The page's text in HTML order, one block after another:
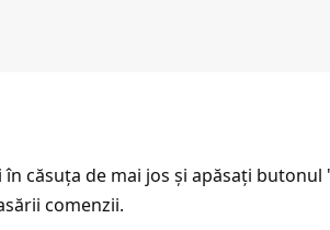
căsuța de mai jos și apăsați
comenzii.